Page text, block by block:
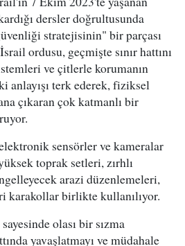
dersler doğrultusunda
stratejisinin" bir parçası
ordusu, geçmişte sınır hattını
ve çitlerle korumanın
anlayışı terk ederek, fiziksel
çıkaran çok katmanlı bir
sensörler ve kameralar
toprak setleri, zırhlı
arazi düzenlemeleri,
karakollar birlikte kullanılıyor.
olası bir sızma
yavaşlatmayı ve müdahale